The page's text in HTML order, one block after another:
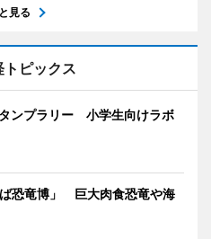
見る
トピックス
ンプラリー 小学生向けラボ
恐竜博」 巨大肉食恐竜や海